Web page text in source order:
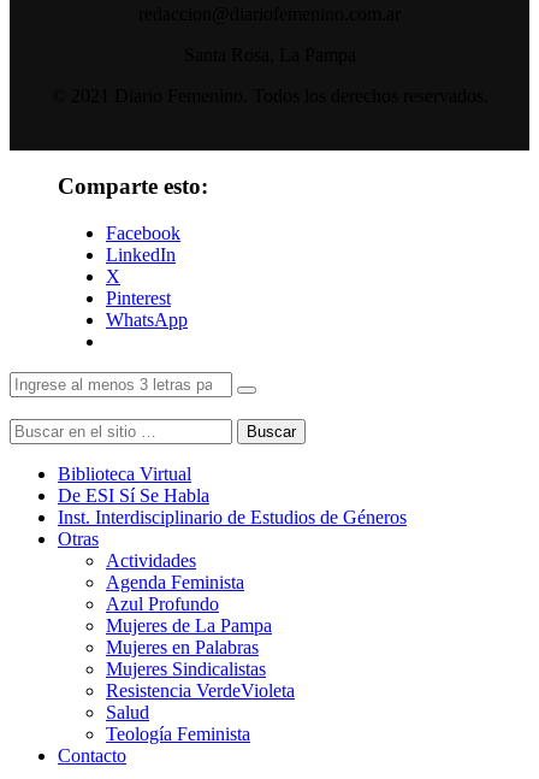
Comparte esto:
Facebook
LinkedIn
X
Pinterest
WhatsApp
Buscar
Biblioteca Virtual
De ESI Sí Se Habla
Inst. Interdisciplinario de Estudios de Géneros
Otras
Actividades
Agenda Feminista
Azul Profundo
Mujeres de La Pampa
Mujeres en Palabras
Mujeres Sindicalistas
Resistencia VerdeVioleta
Salud
Teología Feminista
Contacto